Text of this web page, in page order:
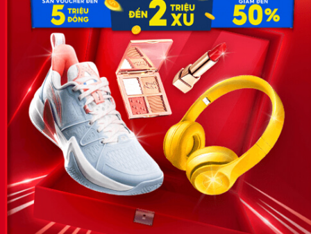
SĐT: 0981 448 766
Email:
hotro@timviec.com.vn
VỀ CHÚNG TÔI
News.timviec.com.vn là website cung cấp thông tin liên quan đến
nhân sự, nghề nghiệp do Timviec.com.vn vận hành nhằm giúp
doanh nghiệp, nhân sự tuyển dụng, người đi làm, người tìm việc
cập nhật thông tin và đáp ứng được mong muốn của mình.
KẾT NỐI
Giấy phép hoạt động dịch vụ
việc làm số 54/2019/SLĐTBXH-
GP do Sở lao động thương
binh và xã hội cấp ngày 30